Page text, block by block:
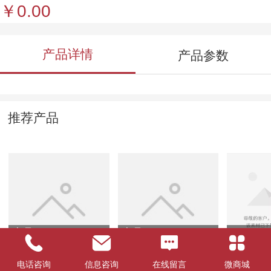
￥0.00
产品详情 产品参数
推荐产品
产品1 01
电话咨询 信息咨询 在线留言 微商城